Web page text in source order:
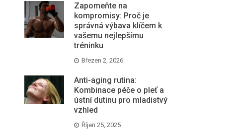
Zapomeňte na
kompromisy: Proč je
správná výbava klíčem k
vašemu nejlepšímu
tréninku
Březen 2, 2026
Anti-aging rutina:
Kombinace péče o pleť a
ústní dutinu pro mladistvý
vzhled
Říjen 25, 2025